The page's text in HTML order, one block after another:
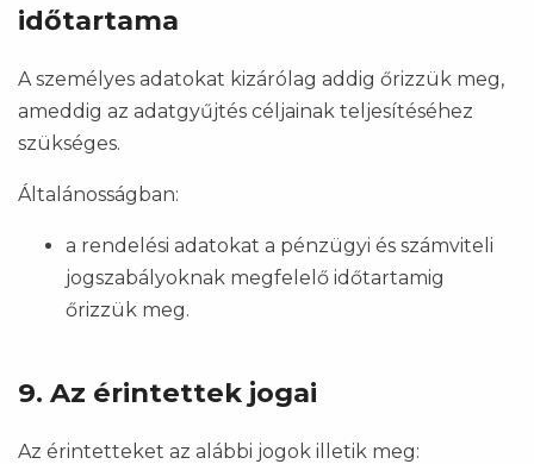
időtartama
A személyes adatokat kizárólag addig őrizzük meg,
ameddig az adatgyűjtés céljainak teljesítéséhez
szükséges.
Általánosságban:
a rendelési adatokat a pénzügyi és számviteli
jogszabályoknak megfelelő időtartamig
őrizzük meg.
9. Az érintettek jogai
Az érintetteket az alábbi jogok illetik meg: